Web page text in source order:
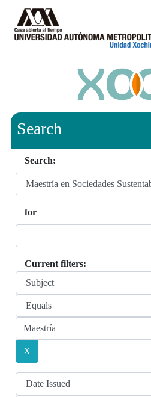
Search
Search:
for
Current filters: